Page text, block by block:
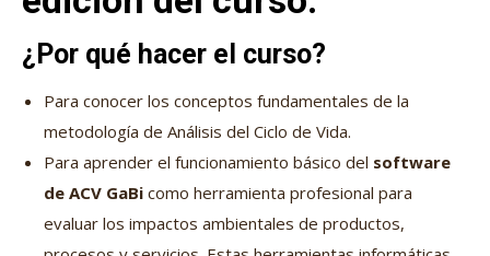
¿Por qué hacer el curso?
Para conocer los conceptos fundamentales de la
metodología de Análisis del Ciclo de Vida.
Para aprender el funcionamiento básico del software
de ACV GaBi como herramienta profesional para
evaluar los impactos ambientales de productos,